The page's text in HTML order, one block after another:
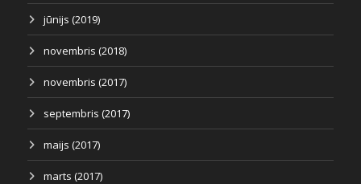
jūnijs (2019)
novembris (2018)
novembris (2017)
septembris (2017)
maijs (2017)
marts (2017)